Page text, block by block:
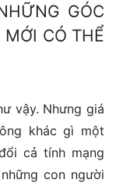
GÓC
MỚI CÓ THỂ
vậy. Nhưng giá
khác gì một
cả tính mạng
con người